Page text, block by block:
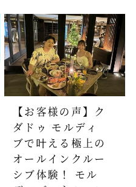
【お客様の声】ク
ダドゥ モルディ
ブで叶える極上の
オールインクルー
シブ体験！ モル